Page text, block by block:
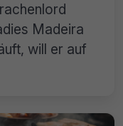
Madeira
will er auf